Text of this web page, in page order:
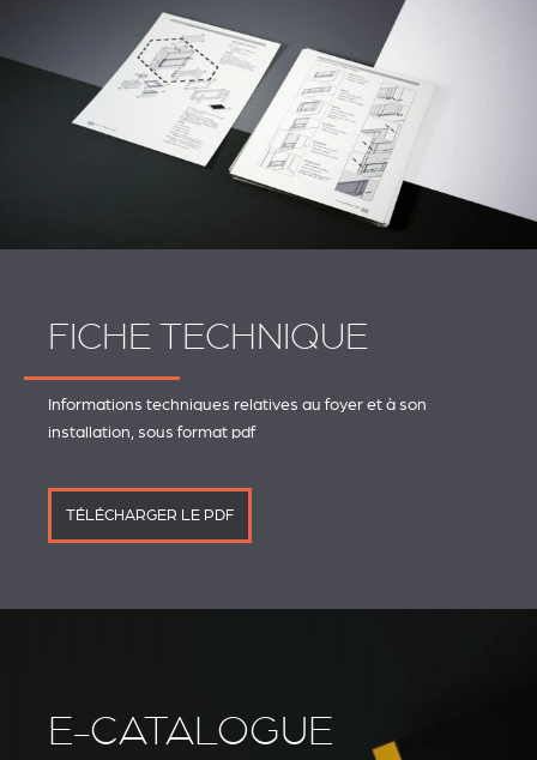
FICHE TECHNIQUE
Informations techniques relatives au foyer et à son
installation, sous format pdf
TÉLÉCHARGER LE PDF
E-CATALOGUE